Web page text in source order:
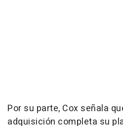
Por su parte, Cox señala
adquisición completa su